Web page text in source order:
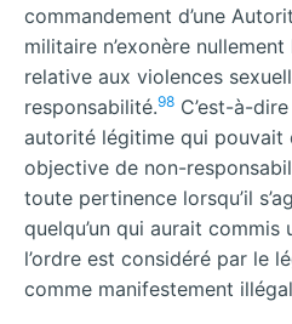
commandement d’une
militaire n’exonère nullement
relative aux violences
responsabilité.98 C’est-à-
autorité légitime qui pouvait
objective de non-
toute pertinence lorsqu’il
quelqu’un qui aurait
l’ordre est considéré par le
comme manifestement